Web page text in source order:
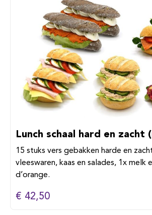
Lunch schaal hard en zacht
15 stuks vers gebakken harde en
vleeswaren, kaas en salades, 1x melk
d’orange.
€ 42,50